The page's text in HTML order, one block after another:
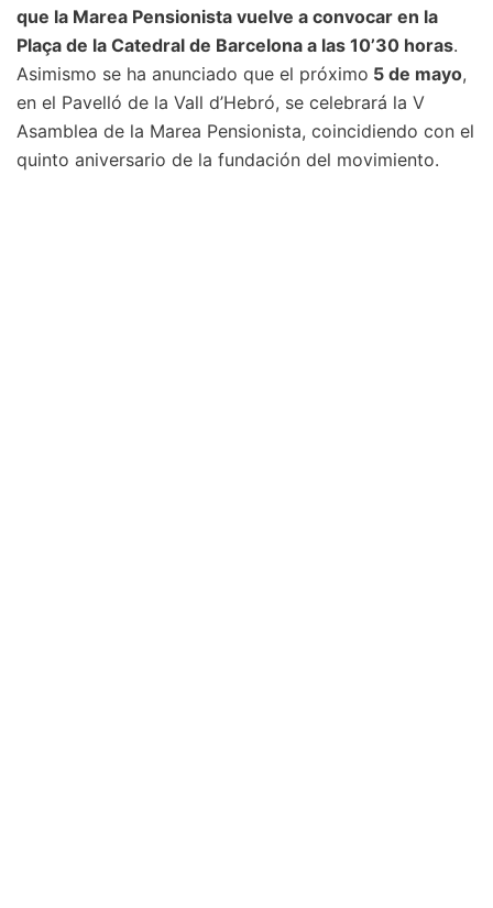
que la Marea Pensionista vuelve a convocar en la
Plaça de la Catedral de Barcelona a las 10’30 horas.
Asimismo se ha anunciado que el próximo 5 de mayo,
en el Pavelló de la Vall d’Hebró, se celebrará la V
Asamblea de la Marea Pensionista, coincidiendo con el
quinto aniversario de la fundación del movimiento.